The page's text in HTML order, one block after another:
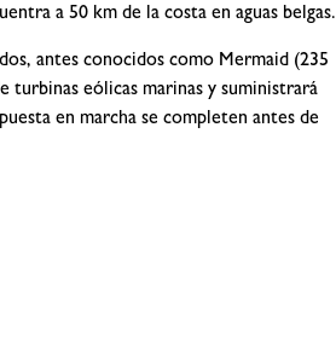
a 50 km de la costa en aguas belgas.
antes conocidos como Mermaid (235
turbinas eólicas marinas y suministrará
en marcha se completen antes de